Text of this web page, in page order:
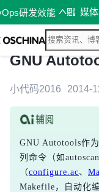
研发效能 媒
GNU
小代码2016 2014-
GNU Autotools作
列命令（如
（configure.ac、
Makefile，自动化